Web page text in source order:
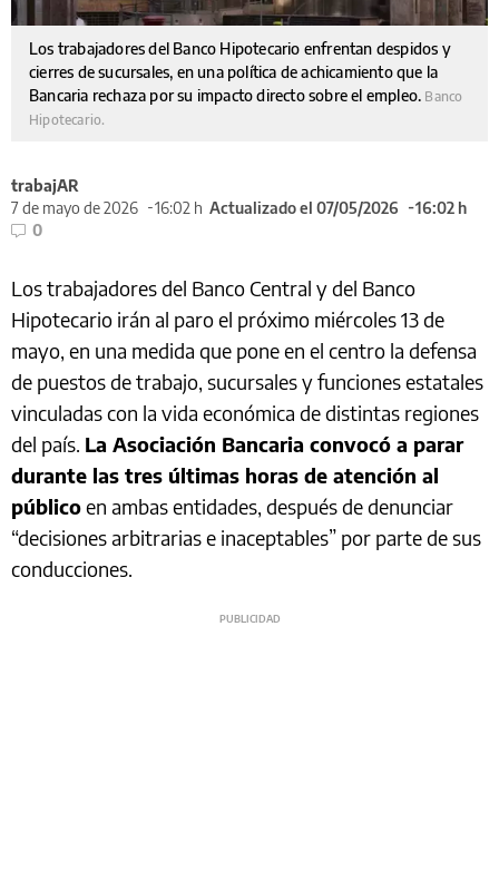
Los trabajadores del Banco Hipotecario enfrentan despidos y
cierres de sucursales, en una política de achicamiento que la
Bancaria rechaza por su impacto directo sobre el empleo. Banco
Hipotecario.
trabajAR
7 de mayo de 2026
16:02 h Actualizado el 07/05/2026
16:02 h
0
Los trabajadores del Banco Central y del Banco
Hipotecario irán al paro el próximo miércoles 13 de
mayo, en una medida que pone en el centro la defensa
de puestos de trabajo, sucursales y funciones estatales
vinculadas con la vida económica de distintas regiones
del país. La Asociación Bancaria convocó a parar
durante las tres últimas horas de atención al
públicoen ambas entidades, después de denunciar
“decisiones arbitrarias e inaceptables” por parte de sus
conducciones.